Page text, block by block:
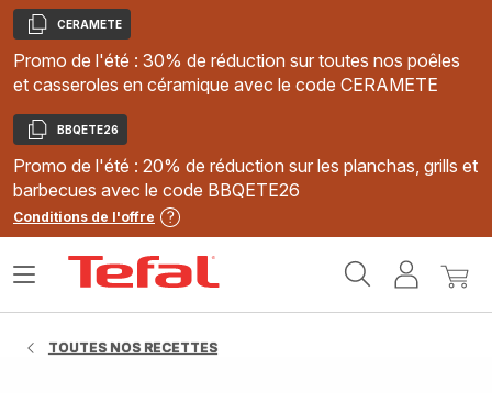
Copier
CERAMETE
Promo de l'été : 30% de réduction sur toutes nos poêles
et casseroles en céramique avec le code CERAMETE
Copier
BBQETE26
Promo de l'été : 20% de réduction sur les planchas, grills et
barbecues avec le code BBQETE26
Conditions de l'offre
MonMon
Ouvrir
TOUTES NOS RECETTES